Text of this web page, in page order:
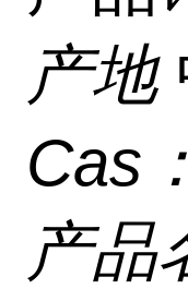
产地
Cas：
产品